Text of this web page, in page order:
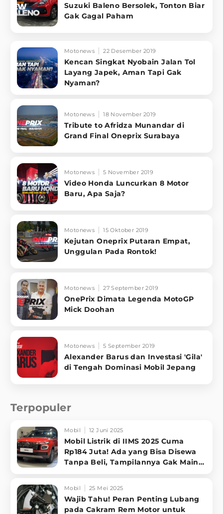
Suzuki Baleno Bersolek, Tonton Biar
Gak Gagal Paham
Motonews 22 Desember 2019
Kencan Singkat Nyobain Jalan Tol
Layang Japek, Aman Tapi Gak
Nyaman?
Motonews 18 November 2019
Tribute to Afridza Munandar di
Grand Final Oneprix Surabaya
Motonews 5 November 2019
Video Honda Luncurkan 8 Motor
Baru, Apa Saja?
Motonews 15 Oktober 2019
Kejutan Oneprix Putaran Empat,
Unggulan Pada Rontok!
Motonews 27 September 2019
OnePrix Dimata Legenda MotoGP
Mick Doohan
Motonews 5 September 2019
Alexander Barus dan Investasi 'Gila'
di Tengah Dominasi Mobil Jepang
Terpopuler
Mobil 12 Juni 2025
Mobil Listrik di IIMS 2025 Cuma
Rp184 Juta! Ada yang Bisa Disewa
Tanpa Beli, Tampilannya Gak Main-
Mobil 25 Mei 2025
Wajib Tahu! Peran Penting Lubang
pada Cakram Rem Motor untuk